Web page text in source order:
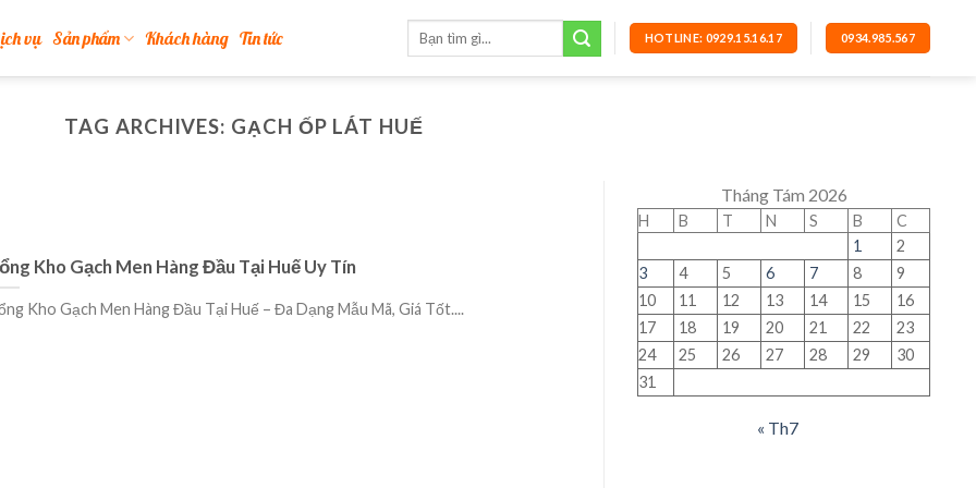
vụ Sản phẩm Khách hàng Tin tức HOTLINE: 0929.15.16.17 0934.985.567
TAG ARCHIVES: GẠCH ỐP LÁT HUẾ
Kho Gạch Men Hàng Đầu Tại Huế Uy Tín
Kho Gạch Men Hàng Đầu Tại Huế – Đa Dạng Mẫu Mã, Giá Tốt....
Tháng Tám 2026
H B T N S B
C
1
2
3
4 5 6 7 8
9
10
11 12 13 14 15
16
17
18 19 20 21 22
23
24
25 26 27 28 29
30
31
« Th7